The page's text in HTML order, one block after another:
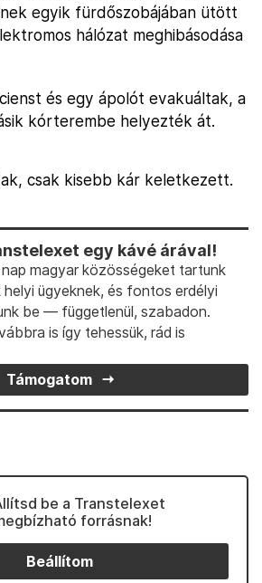
egyik fürdőszobájában ütött
hálózat meghibásodása
és egy ápolót evakuáltak, a
kórterembe helyezték át.
csak kisebb kár keletkezett.
egy kávé árával!
nap magyar közösségeket tartunk
ügyeknek, és fontos erdélyi
be — függetlenül, szabadon.
is így tehessük, rád is
Támogatom
be a Transtelexet
forrásnak!
Beállítom